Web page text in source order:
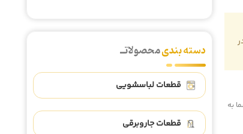
شما به
دسته بندیمحصولاتــ
قطعات لباسشویی
قطعات جاروبرقی